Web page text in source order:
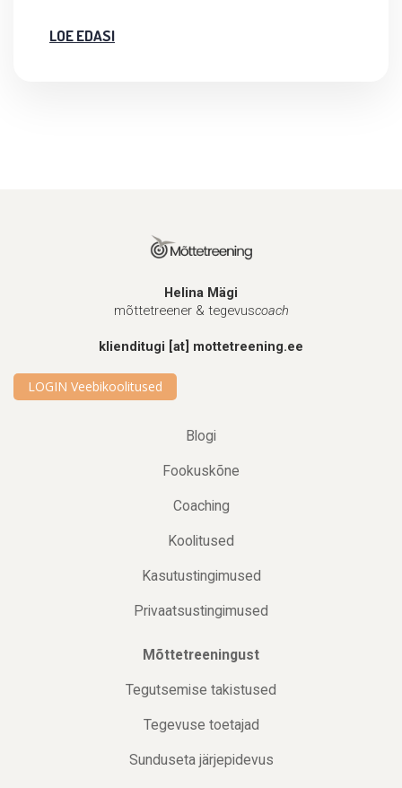
LOE EDASI
Helina Mägi
mõttetreener & tegevuscoach
klienditugi [at] mottetreening.ee
LOGIN Veebikoolitused
Blogi
Fookuskõne
Coaching
Koolitused
Kasutustingimused
Privaatsustingimused
Mõttetreeningust
Tegutsemise takistused
Tegevuse toetajad
Sunduseta järjepidevus